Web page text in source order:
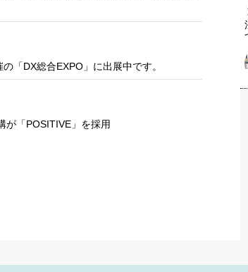
「DX総合EXPO」に出展中です。
が「POSITIVE」を採用
保存されることは通常ありませんが、Web サイトのパ
われることはあります。鈴与シンワートではプライバ
しており、一部の Cookie については有効化を拒否でき
ます。各カテゴリをクリックすることで、それらの
を確認し、当サイトにおけるデフォルト設定を変更で
一部の Cookie を無効化した場合、サイトの利用やサ